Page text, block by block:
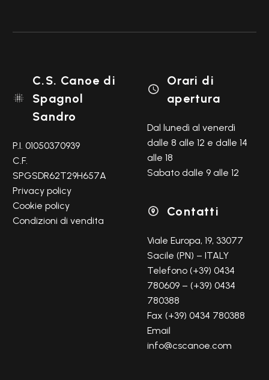

C.S. Canoe di
Spagnol
Sandro
P.I. 01050370939
C.F.
SPGSDR62T29H657A
Privacy policy
Cookie policy
Condizioni di vendita

Orari di
apertura
Dal lunedì al venerdì
dalle 8 alle 12 e dalle 14
alle 18
Sabato dalle 9 alle 12
 Contatti
Viale Europa, 19, 33077
Sacile (PN) – ITALY
Telefono (+39) 0434
780609 – (+39) 0434
780388
Fax (+39) 0434 780388
Email
info@cscanoe.com